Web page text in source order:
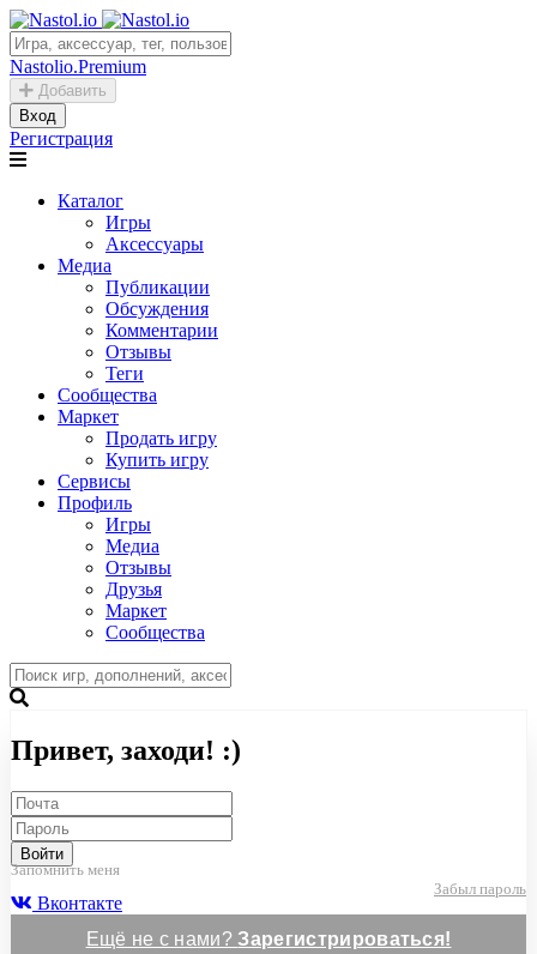
Nastolio.Premium
Добавить
Вход
Регистрация
Каталог
Игры
Аксессуары
Медиа
Публикации
Обсуждения
Комментарии
Отзывы
Теги
Сообщества
Маркет
Продать игру
Купить игру
Сервисы
Профиль
Игры
Медиа
Отзывы
Друзья
Маркет
Сообщества
Привет, заходи! :)
Войти
Запомнить меня
Забыл пароль
Вконтакте
Ещё не с нами?Зарегистрироваться!